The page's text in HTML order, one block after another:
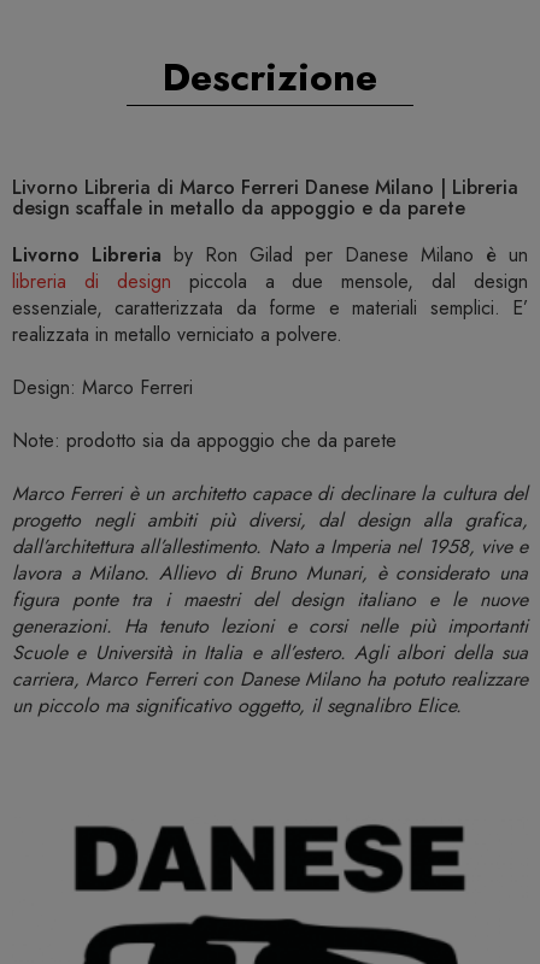
Descrizione
Livorno Libreria di Marco Ferreri Danese Milano | Libreria
design scaffale in metallo da appoggio e da parete
Livorno Libreria by Ron Gilad per Danese Milano è un
libreria di design piccola a due mensole, dal design
essenziale, caratterizzata da forme e materiali semplici. E’
realizzata in metallo verniciato a polvere.
Design: Marco Ferreri
Note: prodotto sia da appoggio che da parete
Marco Ferreri è un architetto capace di declinare la cultura del
progetto negli ambiti più diversi, dal design alla grafica,
dall’architettura all’allestimento. Nato a Imperia nel 1958, vive e
lavora a Milano. Allievo di Bruno Munari, è considerato una
figura ponte tra i maestri del design italiano e le nuove
generazioni. Ha tenuto lezioni e corsi nelle più importanti
Scuole e Università in Italia e all’estero. Agli albori della sua
carriera, Marco Ferreri con Danese Milano ha potuto realizzare
un piccolo ma significativo oggetto, il segnalibro Elice.